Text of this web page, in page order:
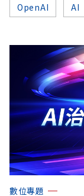
OpenAI AI
數位專題